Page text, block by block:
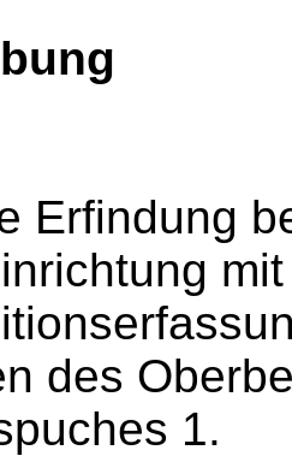
Erfindung
des
1.